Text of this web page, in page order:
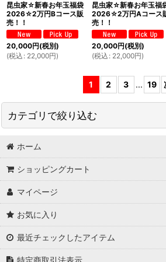
昆虫家☆新春お年玉福袋
2026☆2万円Bコース販
売！！
20,000円(税別)
(税込 : 22,000円)
昆虫家☆新春お年玉福
2026☆2万円Aコース
売！！
20,000円(税別)
(税込 : 22,000円)
1 2 3 ... 19
カテゴリで絞り込む
国産カブトムシ成虫
国産クワガタムシ成虫
外国産カブトムシ成虫
カナブン.ハナムグリ
ホーム
ショッピングカート
マイページ
お気に入り
最近チェックしたアイテム
特定商取引法表示